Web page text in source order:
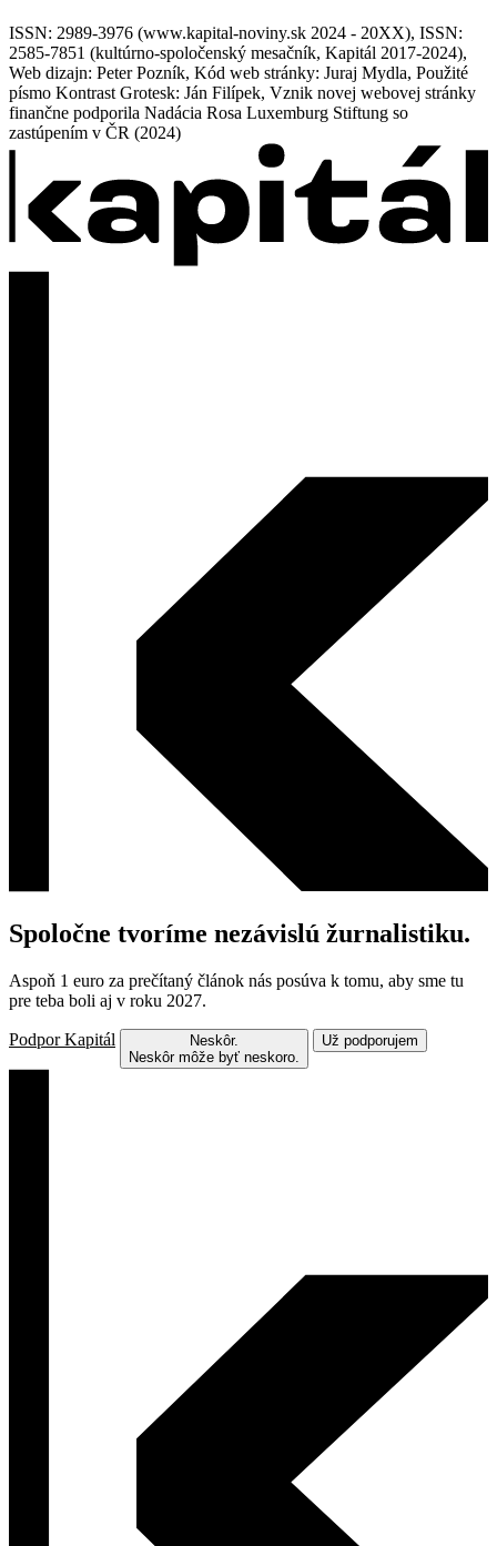
ISSN: 2989-3976 (www.kapital-noviny.sk 2024 - 20XX), ISSN:
2585-7851 (kultúrno-spoločenský mesačník, Kapitál 2017-2024),
Web dizajn: Peter Pozník, Kód web stránky: Juraj Mydla, Použité
písmo Kontrast Grotesk: Ján Filípek, Vznik novej webovej stránky
finančne podporila Nadácia Rosa Luxemburg Stiftung so
zastúpením v ČR (2024)
Spoločne tvoríme nezávislú žurnalistiku.
Aspoň 1 euro za prečítaný článok nás posúva k tomu, aby sme tu
pre teba boli aj v roku 2027.
Podpor Kapitál
Neskôr.
Neskôr môže byť neskoro.
Už podporujem